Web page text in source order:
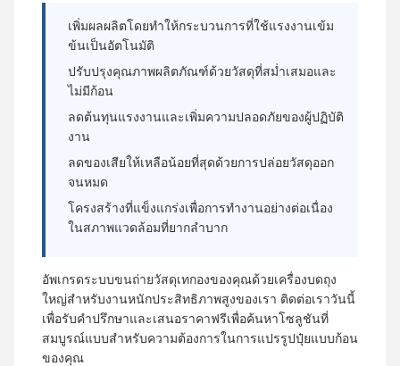
เพิ่มผลผลิตโดยทำให้กระบวนการที่ใช้แรงงานเข้ม
ข้นเป็นอัตโนมัติ
ปรับปรุงคุณภาพผลิตภัณฑ์ด้วยวัสดุที่สม่ำเสมอและ
ไม่มีก้อน
ลดต้นทุนแรงงานและเพิ่มความปลอดภัยของผู้ปฏิบัติ
งาน
ลดของเสียให้เหลือน้อยที่สุดด้วยการปล่อยวัสดุออก
จนหมด
โครงสร้างที่แข็งแกร่งเพื่อการทำงานอย่างต่อเนื่อง
ในสภาพแวดล้อมที่ยากลำบาก
อัพเกรดระบบขนถ่ายวัสดุเทกองของคุณด้วยเครื่องบดถุง
ใหญ่สำหรับงานหนักประสิทธิภาพสูงของเรา ติดต่อเราวันนี้
เพื่อรับคำปรึกษาและเสนอราคาฟรีเพื่อค้นหาโซลูชันที่
สมบูรณ์แบบสำหรับความต้องการในการแปรรูปปุ๋ยแบบก้อน
ของคุณ